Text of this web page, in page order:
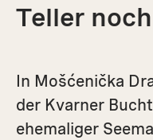
Teller
In Mošćenička
der Kvarner
ehemaliger